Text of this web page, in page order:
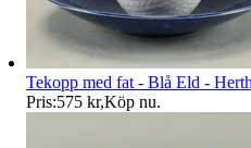
Tekopp med fat - Blå Eld -
Pris:575 kr,Köp nu.